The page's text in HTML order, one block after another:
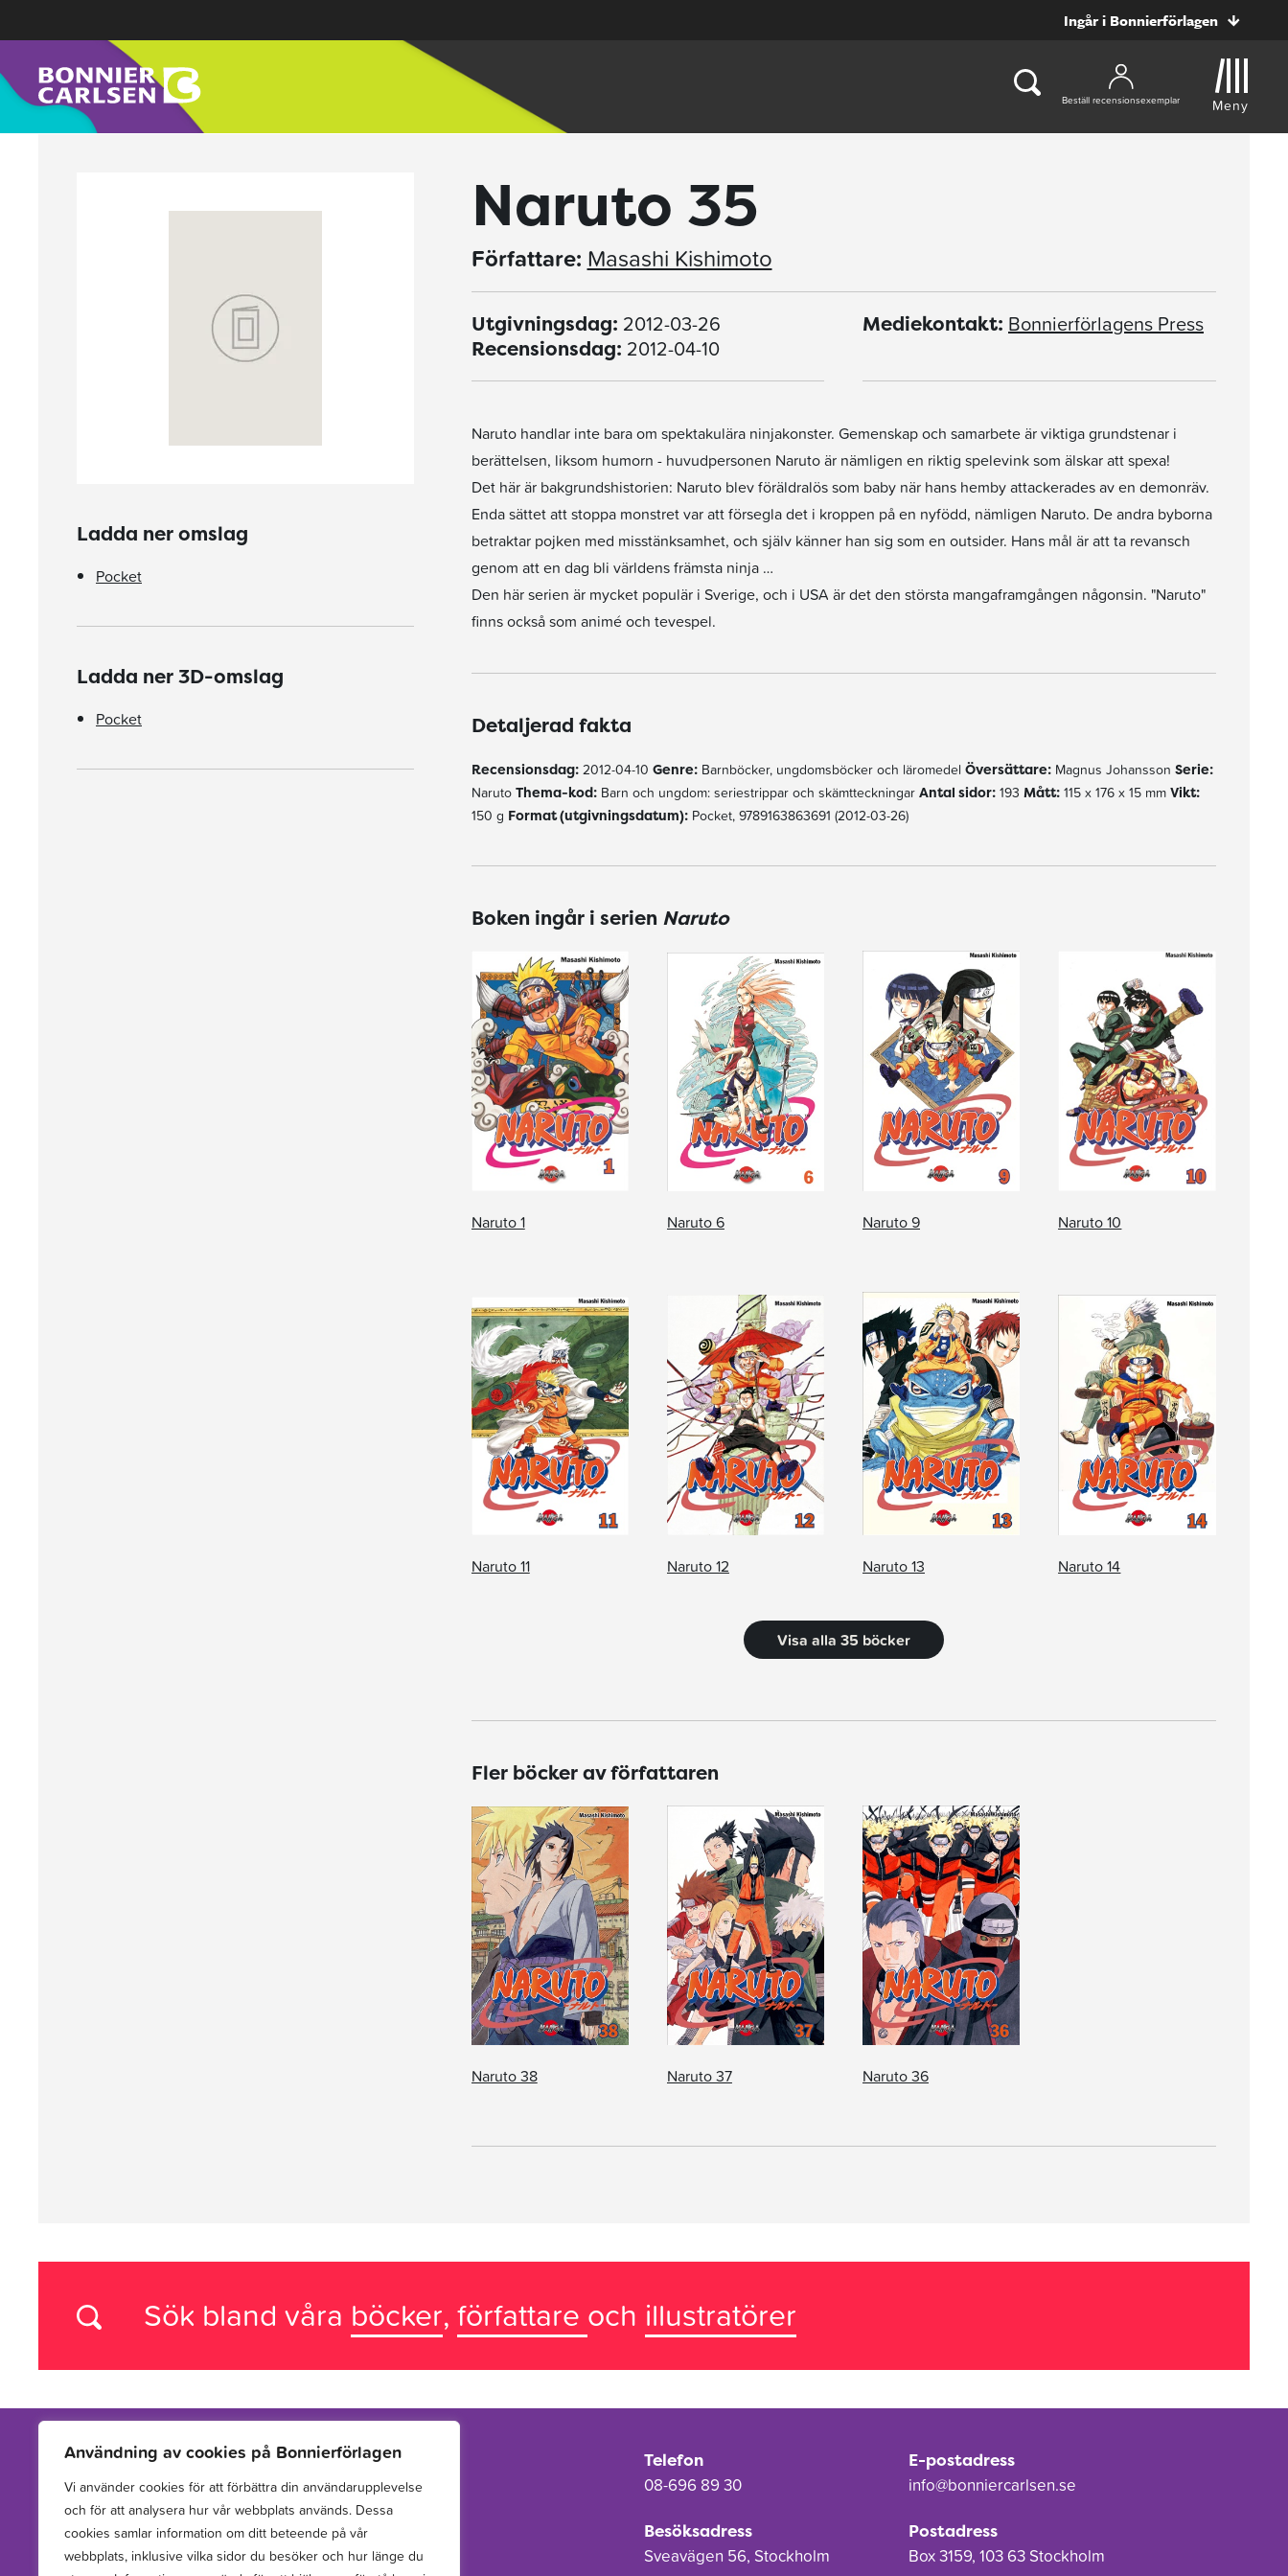
Användning av cookies på Bonnierförlagen
Vi använder cookies för att förbättra din användarupplevelse
och för att analysera hur vår webbplats används. Dessa
cookies samlar information om ditt beteende på vår
webbplats, inklusive vilka sidor du besöker och hur länge du
Ingår i Bonnierförlagen
Beställ recensionsexemplar Meny
Ladda ner omslag
Pocket
Ladda ner 3D-omslag
Pocket
Naruto 35
Författare: Masashi Kishimoto
Utgivningsdag: 2012-03-26
Recensionsdag: 2012-04-10
Mediekontakt: Bonnierförlagens Press
Naruto handlar inte bara om spektakulära ninjakonster. Gemenskap och samarbete är viktiga grundstenar i
berättelsen, liksom humorn - huvudpersonen Naruto är nämligen en riktig spelevink som älskar att spexa!
Det här är bakgrundshistorien: Naruto blev föräldralös som baby när hans hemby attackerades av en demonräv.
Enda sättet att stoppa monstret var att försegla det i kroppen på en nyfödd, nämligen Naruto. De andra byborna
betraktar pojken med misstänksamhet, och själv känner han sig som en outsider. Hans mål är att ta revansch
genom att en dag bli världens främsta ninja …
Den här serien är mycket populär i Sverige, och i USA är det den största mangaframgången någonsin. "Naruto"
finns också som animé och tevespel.
Detaljerad fakta
Recensionsdag:2012-04-10 Genre:Barnböcker, ungdomsböcker och läromedel Översättare:Magnus Johansson Serie:
Naruto Thema-kod:Barn och ungdom: seriestrippar och skämtteckningar Antal sidor:193 Mått:115 x 176 x 15 mm Vikt:
150 g Format (utgivningsdatum):Pocket, 9789163863691 (2012-03-26)
Boken ingår i serien Naruto
Naruto 1 Naruto 6 Naruto 9 Naruto 10
Naruto 11 Naruto 12 Naruto 13 Naruto 14
Visa alla 35 böcker
Fler böcker av författaren
Naruto 38 Naruto 37 Naruto 36
Sök bland våra böcker,författare och illustratörer
Vi arbetar med att hitta, utveckla, publicera och sprida
berättelser för barn och unga.
Telefon
08-696 89 30
E-postadress
info@bonniercarlsen.se
Besöksadress
Sveavägen 56, Stockholm
Postadress
Box 3159, 103 63 Stockholm